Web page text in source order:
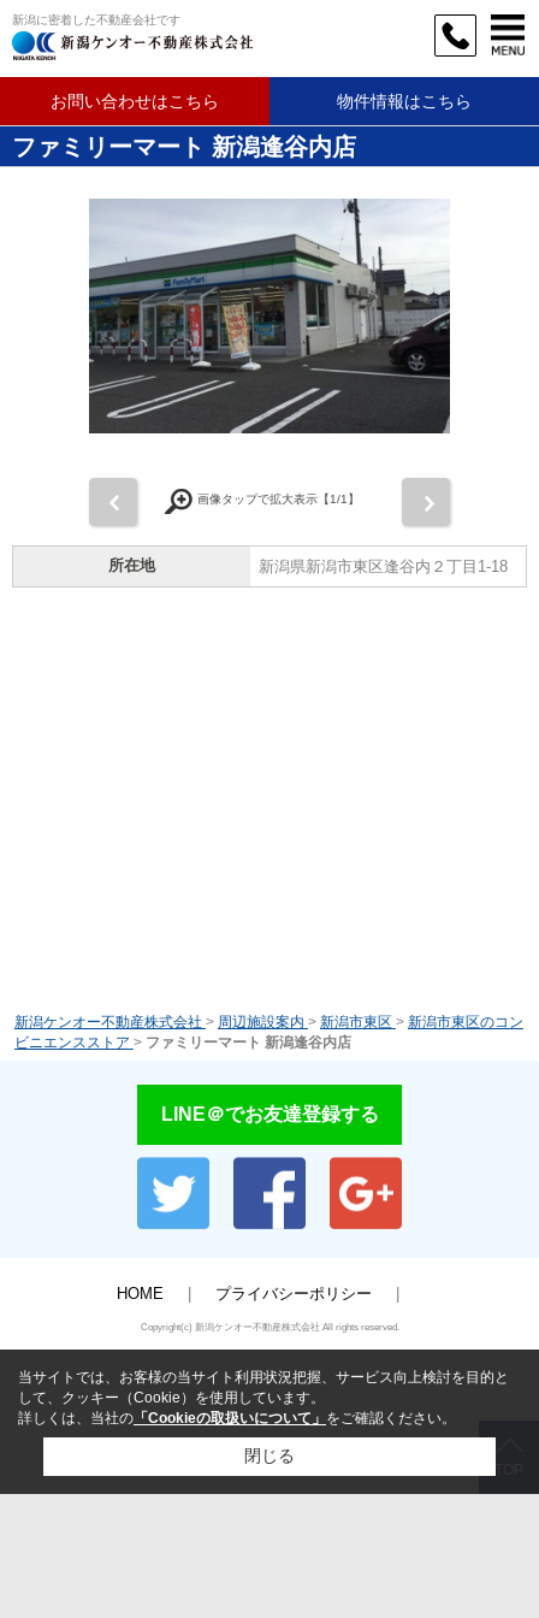
新潟に密着した不動産会社です
お問い合わせはこちら 物件情報はこちら
ファミリーマート 新潟逢谷内店
画像タップで拡大表示【1/1】
所在地 新潟県新潟市東区逢谷内２丁目1-18
新潟ケンオー不動産株式会社 > 周辺施設案内 > 新潟市東区 > 新潟市東区のコン
ビニエンスストア > ファミリーマート 新潟逢谷内店
LINE＠でお友達登録する
HOME プライバシーポリシー
Copyright(c) 新潟ケンオー不動産株式会社 All rights reserved.
当サイトでは、お客様の当サイト利用状況把握、サービス向上検討を目的と
して、クッキー（Cookie）を使用しています。
詳しくは、当社の 「Cookieの取扱いについて」 をご確認ください。
閉じる